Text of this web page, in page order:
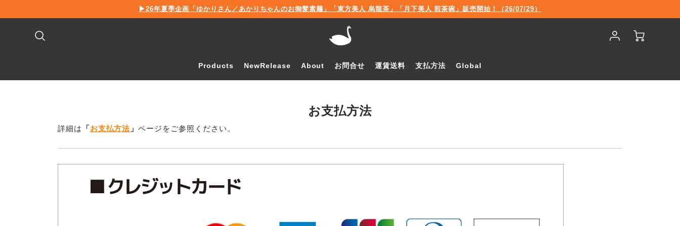
報
▶26年夏季企画「ゆかりさん／あかりちゃんのお御髪素麺」「東方美人 烏龍茶」「月下美人 煎茶碗」販売開始！（26/07/29）
Products NewRelease About お問合せ 運賃送料 支払方法 Global
Login
お支払方法
詳細は 「お支払方法 」ページをご参照ください。